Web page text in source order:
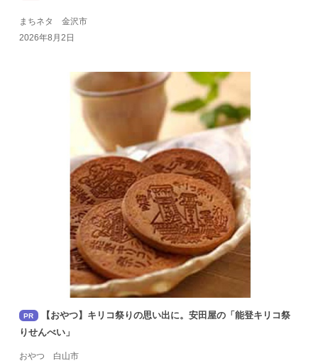
まちネタ 金沢市
2026年8月2日
PR
【おやつ】キリコ祭りの思い出に。安田屋の「能登キリコ祭
りせんべい」
おやつ 白山市